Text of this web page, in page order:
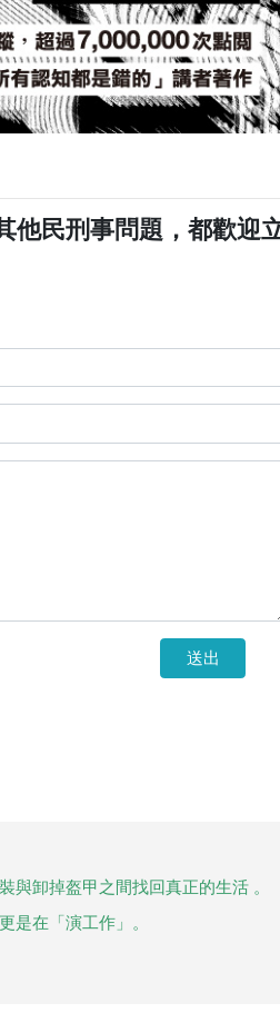
他民刑事問題，都歡迎
送出
與卸掉盔甲之間找回真正的生活 。
是在「演工作」。